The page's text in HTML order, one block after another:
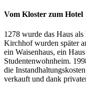
Vom Kloster zum Hotel
1278 wurde das Haus
Kirchhof wurden später
ein Waisenhaus, ein
Studentenwohnheim.
die
verkauft und dank